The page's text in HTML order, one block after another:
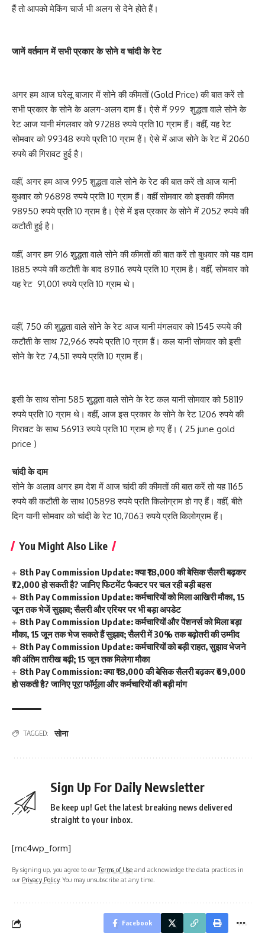
हैं तो आपको मेकिंग चार्ज भी अलग से देने होते हैं।
जानें वर्तमान में सभी प्रकार के सोने व चांदी के रेट
अगर हम आज घरेलू बाजार में सोने की कीमतों (Gold Price) की बात करें तो
सभी प्रकार के सोने के अलग-अलग दाम हैं। ऐसे में 999 शुद्धता वाले सोने के
रेट आज यानी मंगलवार को 97288 रुपये प्रति 10 ग्राम हैं। वहीं, यह रेट
सोमवार को 99348 रुपये प्रति 10 ग्राम हैं। ऐसे में आज सोने के रेट में 2060
रुपये की गिरावट हुई है।
वहीं, अगर हम आज 995 शुद्धता वाले सोने के रेट की बात करें तो आज यानी
बुधवार को 96898 रुपये प्रति 10 ग्राम हैं। वहीं सोमवार को इसकी कीमत
98950 रुपये प्रति 10 ग्राम है। ऐसे में इस प्रकार के सोने में 2052 रुपये की
कटौती हुई है।
वहीं, अगर हम 916 शुद्धता वाले सोने की कीमतों की बात करें तो बुधवार को यह दाम
1885 रुपये की कटौती के बाद 89116 रुपये प्रति 10 ग्राम है। वहीं, सोमवार को
यह रेट 91,001 रुपये प्रति 10 ग्राम थे।
वहीं, 750 की शुद्धता वाले सोने के रेट आज यानी मंगलवार को 1545 रुपये की
कटौती के साथ 72,966 रुपये प्रति 10 ग्राम हैं। कल यानी सोमवार को इसी
सोने के रेट 74,511 रुपये प्रति 10 ग्राम हैं।
इसी के साथ सोना 585 शुद्धता वाले सोने के रेट कल यानी सोमवार को 58119
रुपये प्रति 10 ग्राम थे। वहीं, आज इस प्रकार के सोने के रेट 1206 रुपये की
गिरावट के साथ 56913 रुपये प्रति 10 ग्राम हो गए हैं। ( 25 june gold
price )
चांदी के दाम
सोने के अलाव अगर हम देश में आज चांदी की कीमतों की बात करें तो यह 1165
रुपये की कटौती के साथ 105898 रुपये प्रति किलोग्राम हो गए हैं। वहीं, बीते
दिन यानी सोमवार को चांदी के रेट 10,7063 रुपये प्रति किलोग्राम हैं।
You Might Also Like
8th Pay Commission Update: क्या ₹18,000 की बेसिक सैलरी बढ़कर
₹72,000 हो सकती है? जानिए फिटमेंट फैक्टर पर चल रही बड़ी बहस
8th Pay Commission Update: कर्मचारियों को मिला आखिरी मौका, 15
जून तक भेजें सुझाव; सैलरी और एरियर पर भी बड़ा अपडेट
8th Pay Commission Update: कर्मचारियों और पेंशनर्स को मिला बड़ा
मौका, 15 जून तक भेज सकते हैं सुझाव; सैलरी में 30% तक बढ़ोतरी की उम्मीद
8th Pay Commission Update: कर्मचारियों को बड़ी राहत, सुझाव भेजने
की अंतिम तारीख बढ़ी; 15 जून तक मिलेगा मौका
8th Pay Commission: क्या ₹18,000 की बेसिक सैलरी बढ़कर ₹69,000
हो सकती है? जानिए पूरा फॉर्मूला और कर्मचारियों की बड़ी मांग
TAGGED: सोना
Sign Up For Daily Newsletter
Be keep up! Get the latest breaking news delivered
straight to your inbox.
[mc4wp_form]
By signing up, you agree to ourTerms of Use and acknowledge the data practices in
our Privacy Policy. You may unsubscribe at any time.
Facebook